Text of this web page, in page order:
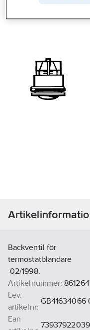
Backventil för
termostatblandare
-02/1998.
Artikelnummer:
Lev.
artikelnr:
GB41634066
Ean